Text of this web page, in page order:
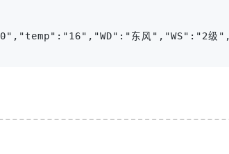
东风","WS":"2级